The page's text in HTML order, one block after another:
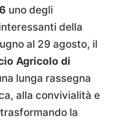
uno degli
della
al 29 agosto, il
Agricolo di
lunga rassegna
alla convivialità e
la